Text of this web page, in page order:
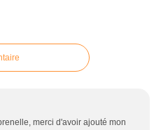
merci d'avoir ajouté mon